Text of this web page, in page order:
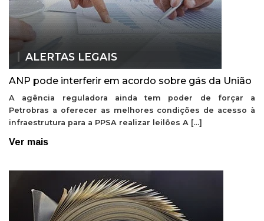
ALERTAS LEGAIS
ANP pode interferir em acordo sobre gás da União
A agência reguladora ainda tem poder de forçar a
Petrobras a oferecer as melhores condições de acesso à
infraestrutura para a PPSA realizar leilões A […]
Ver mais